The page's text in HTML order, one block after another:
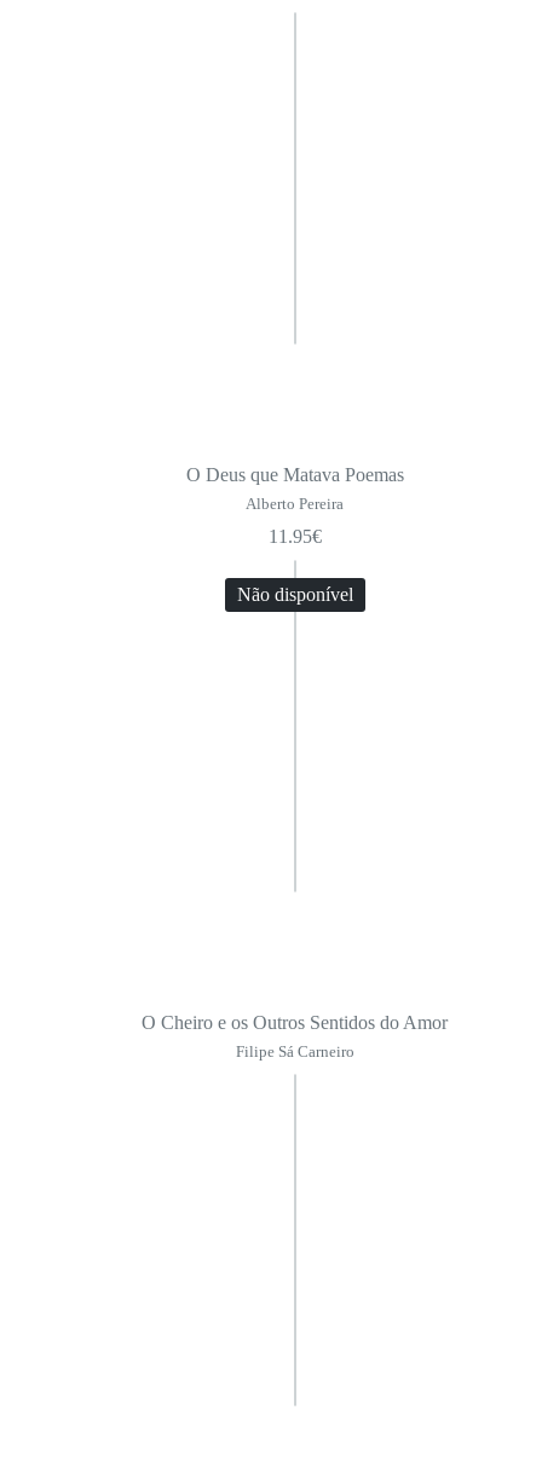
O Deus que Matava Poemas
Alberto Pereira
11.95€
Não disponível
O Cheiro e os Outros Sentidos do Amor
Filipe Sá Carneiro